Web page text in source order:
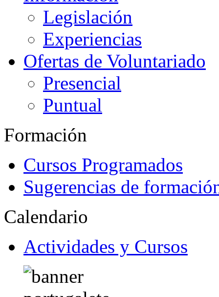
Legislación
Experiencias
Ofertas de Voluntariado
Presencial
Puntual
Formación
Cursos Programados
Sugerencias de
Calendario
Actividades y Cursos